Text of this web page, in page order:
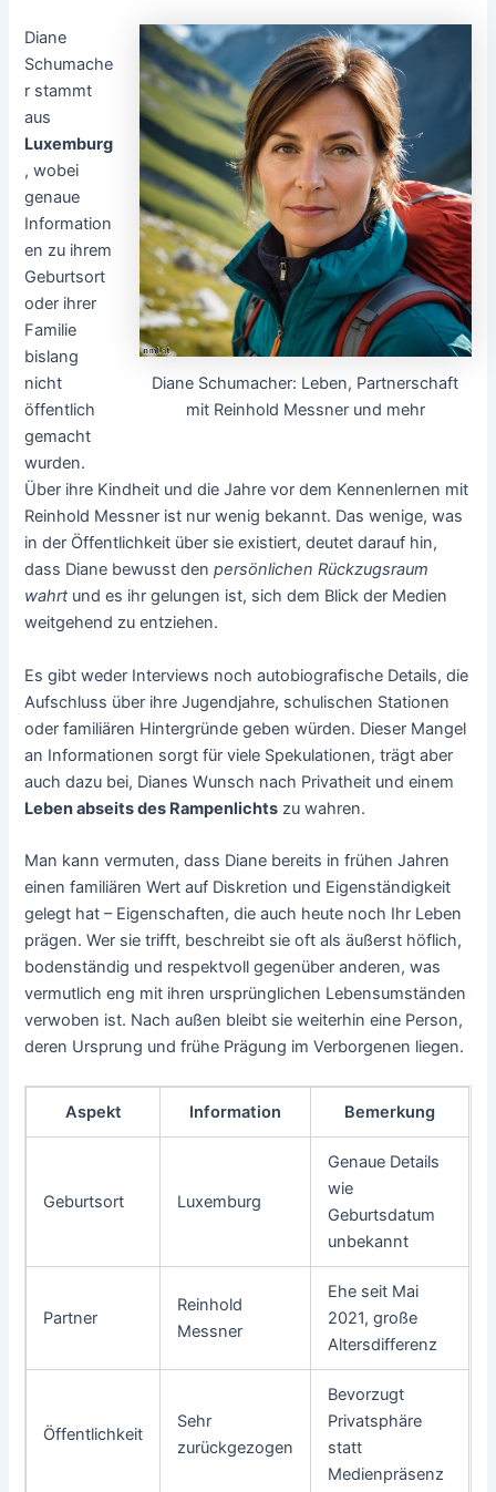
Diane Schumacher: Leben, Partnerschaft
mit Reinhold Messner und mehr
Diane
Schumache
r stammt
aus
Luxemburg
, wobei
genaue
Information
en zu ihrem
Geburtsort
oder ihrer
Familie
bislang
nicht
öffentlich
gemacht
wurden.
Über ihre Kindheit und die Jahre vor dem Kennenlernen mit
Reinhold Messner ist nur wenig bekannt. Das wenige, was
in der Öffentlichkeit über sie existiert, deutet darauf hin,
dass Diane bewusst denpersönlichen Rückzugsraum
wahrtund es ihr gelungen ist, sich dem Blick der Medien
weitgehend zu entziehen.
Es gibt weder Interviews noch autobiografische Details, die
Aufschluss über ihre Jugendjahre, schulischen Stationen
oder familiären Hintergründe geben würden. Dieser Mangel
an Informationen sorgt für viele Spekulationen, trägt aber
auch dazu bei, Dianes Wunsch nach Privatheit und einem
Leben abseits des Rampenlichts zu wahren.
Man kann vermuten, dass Diane bereits in frühen Jahren
einen familiären Wert auf Diskretion und Eigenständigkeit
gelegt hat – Eigenschaften, die auch heute noch Ihr Leben
prägen. Wer sie trifft, beschreibt sie oft als äußerst höflich,
bodenständig und respektvoll gegenüber anderen, was
vermutlich eng mit ihren ursprünglichen Lebensumständen
verwoben ist. Nach außen bleibt sie weiterhin eine Person,
deren Ursprung und frühe Prägung im Verborgenen liegen.
Aspekt Information Bemerkung
Geburtsort Luxemburg
Genaue Details
wie
Geburtsdatum
unbekannt
Partner
Reinhold
Messner
Ehe seit Mai
2021, große
Altersdifferenz
Öffentlichkeit
Sehr
zurückgezogen
Bevorzugt
Privatsphäre
statt
Medienpräsenz